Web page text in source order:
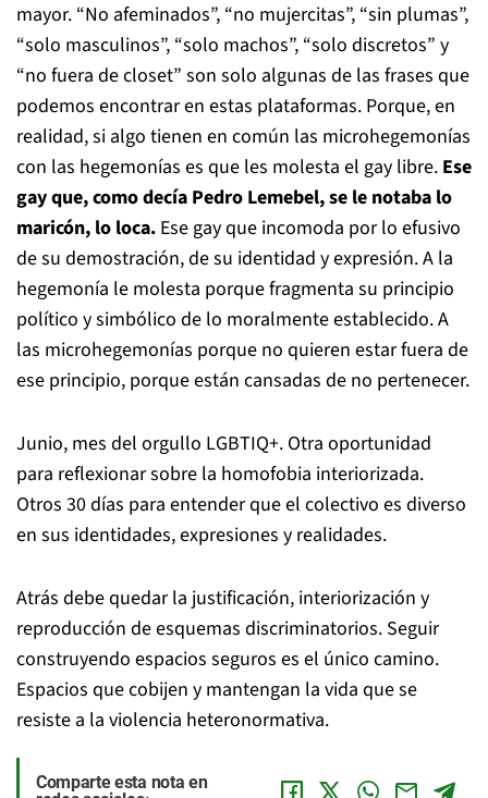
mayor. “No afeminados”, “no mujercitas”, “sin plumas”,
“solo masculinos”, “solo machos”, “solo discretos” y
“no fuera de closet” son solo algunas de las frases que
podemos encontrar en estas plataformas. Porque, en
realidad, si algo tienen en común las microhegemonías
con las hegemonías es que les molesta el gay libre. Ese
gay que, como decía Pedro Lemebel, se le notaba lo
maricón, lo loca. Ese gay que incomoda por lo efusivo
de su demostración, de su identidad y expresión. A la
hegemonía le molesta porque fragmenta su principio
político y simbólico de lo moralmente establecido. A
las microhegemonías porque no quieren estar fuera de
ese principio, porque están cansadas de no pertenecer.
Junio, mes del orgullo LGBTIQ+. Otra oportunidad
para reflexionar sobre la homofobia interiorizada.
Otros 30 días para entender que el colectivo es diverso
en sus identidades, expresiones y realidades.
Atrás debe quedar la justificación, interiorización y
reproducción de esquemas discriminatorios. Seguir
construyendo espacios seguros es el único camino.
Espacios que cobijen y mantengan la vida que se
resiste a la violencia heteronormativa.
Comparte esta nota en